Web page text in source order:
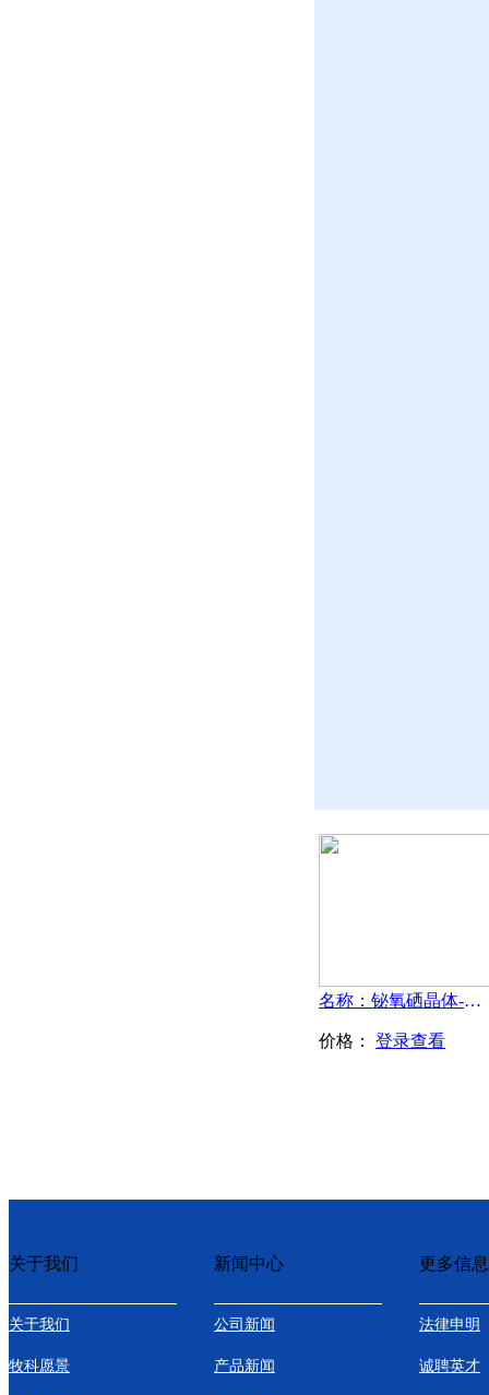
名称：铋氧硒晶体-Bi2O2Se
价格： 登录查看
关于我们 新闻中心 更多信息
关于我们
牧科愿景
公司新闻
产品新闻
法律申明
诚聘英才